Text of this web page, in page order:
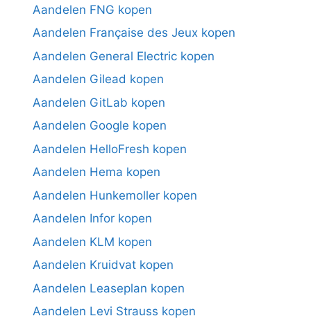
Aandelen FNG kopen
Aandelen Française des Jeux kopen
Aandelen General Electric kopen
Aandelen Gilead kopen
Aandelen GitLab kopen
Aandelen Google kopen
Aandelen HelloFresh kopen
Aandelen Hema kopen
Aandelen Hunkemoller kopen
Aandelen Infor kopen
Aandelen KLM kopen
Aandelen Kruidvat kopen
Aandelen Leaseplan kopen
Aandelen Levi Strauss kopen